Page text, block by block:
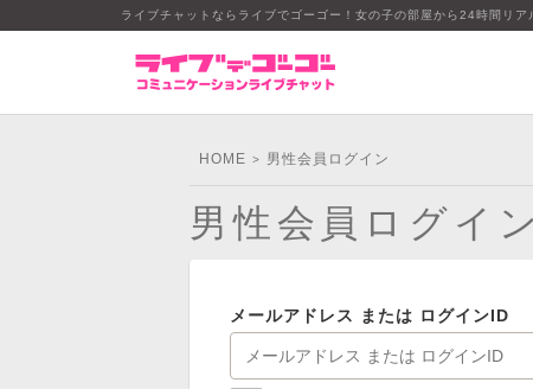
ライブチャットならライブでゴーゴー！女の子の部屋から24時間リ
HOME > 男性会員ログイン
男性会員ログイン
メールアドレス または ログインID